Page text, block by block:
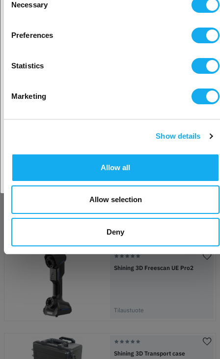
Selection
Necessary
Preferences
Statistics
Marketing
Show details
Allow all
Allow selection
Deny
Shining 3D FreeScan Combo+
SHINING 3D EinScan Medixa
Shining 3D FreeScan Trio
Shining 3D Freescan UE Pro2
Tilaustuote
Shining 3D Transport case